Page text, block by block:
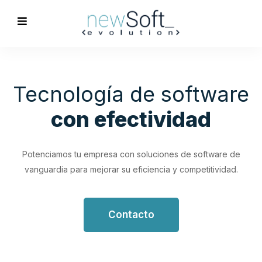
Optimización de
Procesos
trabajo.